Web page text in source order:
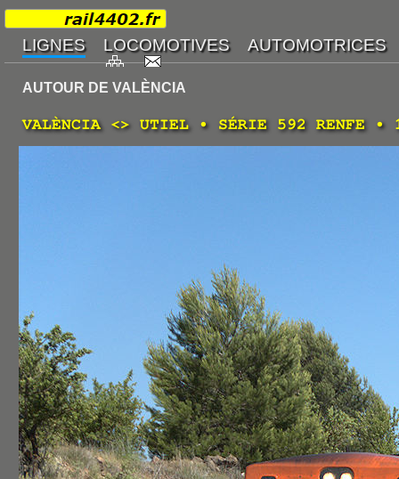
AUTOUR DE VALÈNCIA
VALÈNCIA <> UTIEL • SÉRIE 592 RENFE •